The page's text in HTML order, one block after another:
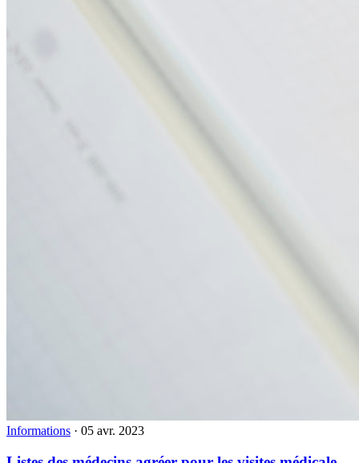
Informations · 05 avr. 2023